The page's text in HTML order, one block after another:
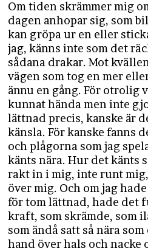
Om tiden skrämmer mig
dagen anhopar sig, som
kan gröpa ur en eller
jag, känns inte som det
sådana drakar. Mot
vägen som tog en mer
ännu en gång. För otrolig
kunnat hända men inte
lättnad precis, kanske är
känsla. För kanske fanns
och plågorna som jag
känts nära. Hur det känts
rakt in i mig, inte runt
över mig. Och om jag
för tom lättnad, hade det
kraft, som skrämde, som
som ändå satt så nära
hand över hals och nacke